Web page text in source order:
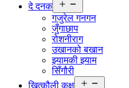
दे दनक
menu
गजुरेल गनगन
जुँगाछाप
रोशनीराग
उखानको बखान
झ्यामकी झ्याम
सिँगौरी
खित्कौली कक्ष